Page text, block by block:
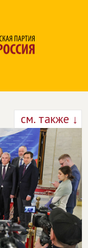
см. также ↓